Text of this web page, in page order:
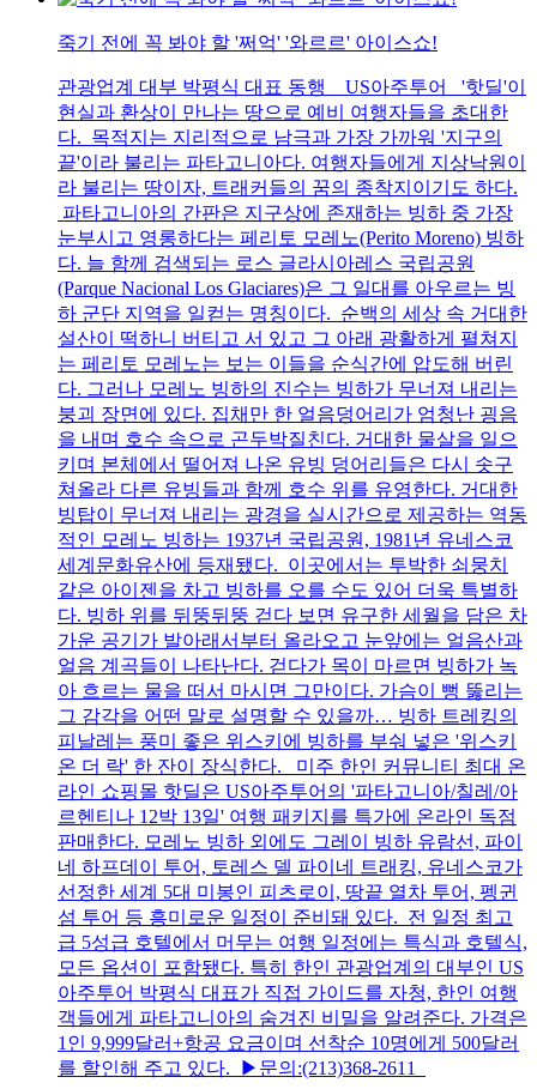
죽기 전에 꼭 봐야 할 '쩌억' '와르르' 아이스쇼!
관광업계 대부 박평식 대표 동행 US아주투어 '핫딜'이
현실과 환상이 만나는 땅으로 예비 여행자들을 초대한
다. 목적지는 지리적으로 남극과 가장 가까워 '지구의
끝'이라 불리는 파타고니아다. 여행자들에게 지상낙원이
라 불리는 땅이자, 트래커들의 꿈의 종착지이기도 하다.
파타고니아의 간판은 지구상에 존재하는 빙하 중 가장
눈부시고 영롱하다는 페리토 모레노(Perito Moreno) 빙하
다. 늘 함께 검색되는 로스 글라시아레스 국립공원
(Parque Nacional Los Glaciares)은 그 일대를 아우르는 빙
하 군단 지역을 일컫는 명칭이다. 순백의 세상 속 거대한
설산이 떡하니 버티고 서 있고 그 아래 광활하게 펼쳐지
는 페리토 모레노는 보는 이들을 순식간에 압도해 버린
다. 그러나 모레노 빙하의 진수는 빙하가 무너져 내리는
붕괴 장면에 있다. 집채만 한 얼음덩어리가 엄청난 굉음
을 내며 호수 속으로 곤두박질친다. 거대한 물살을 일으
키며 본체에서 떨어져 나온 유빙 덩어리들은 다시 솟구
쳐올라 다른 유빙들과 함께 호수 위를 유영한다. 거대한
빙탑이 무너져 내리는 광경을 실시간으로 제공하는 역동
적인 모레노 빙하는 1937년 국립공원, 1981년 유네스코
세계문화유산에 등재됐다. 이곳에서는 투박한 쇠뭉치
같은 아이젠을 차고 빙하를 오를 수도 있어 더욱 특별하
다. 빙하 위를 뒤뚱뒤뚱 걷다 보면 유구한 세월을 담은 차
가운 공기가 발아래서부터 올라오고 눈앞에는 얼음산과
얼음 계곡들이 나타난다. 걷다가 목이 마르면 빙하가 녹
아 흐르는 물을 떠서 마시면 그만이다. 가슴이 뻥 뚫리는
그 감각을 어떤 말로 설명할 수 있을까… 빙하 트레킹의
피날레는 풍미 좋은 위스키에 빙하를 부숴 넣은 '위스키
온 더 락' 한 잔이 장식한다. 미주 한인 커뮤니티 최대 온
라인 쇼핑몰 핫딜은 US아주투어의 '파타고니아/칠레/아
르헨티나 12박 13일' 여행 패키지를 특가에 온라인 독점
판매한다. 모레노 빙하 외에도 그레이 빙하 유람선, 파이
네 하프데이 투어, 토레스 델 파이네 트래킹, 유네스코가
선정한 세계 5대 미봉인 피츠로이, 땅끝 열차 투어, 펭귄
섬 투어 등 흥미로운 일정이 준비돼 있다. 전 일정 최고
급 5성급 호텔에서 머무는 여행 일정에는 특식과 호텔식,
모든 옵션이 포함됐다. 특히 한인 관광업계의 대부인 US
아주투어 박평식 대표가 직접 가이드를 자청, 한인 여행
객들에게 파타고니아의 숨겨진 비밀을 알려준다. 가격은
1인 9,999달러+항공 요금이며 선착순 10명에게 500달러
를 할인해 주고 있다. ▶문의:(213)368-2611